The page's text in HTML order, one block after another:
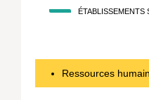
ÉTABLISSEMENTS
Ressources